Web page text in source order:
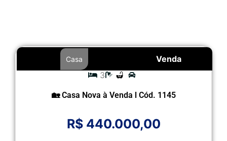
Venda
Casa
3
🏡 Casa Nova à Venda l Cód. 1145
R$ 440.000,00